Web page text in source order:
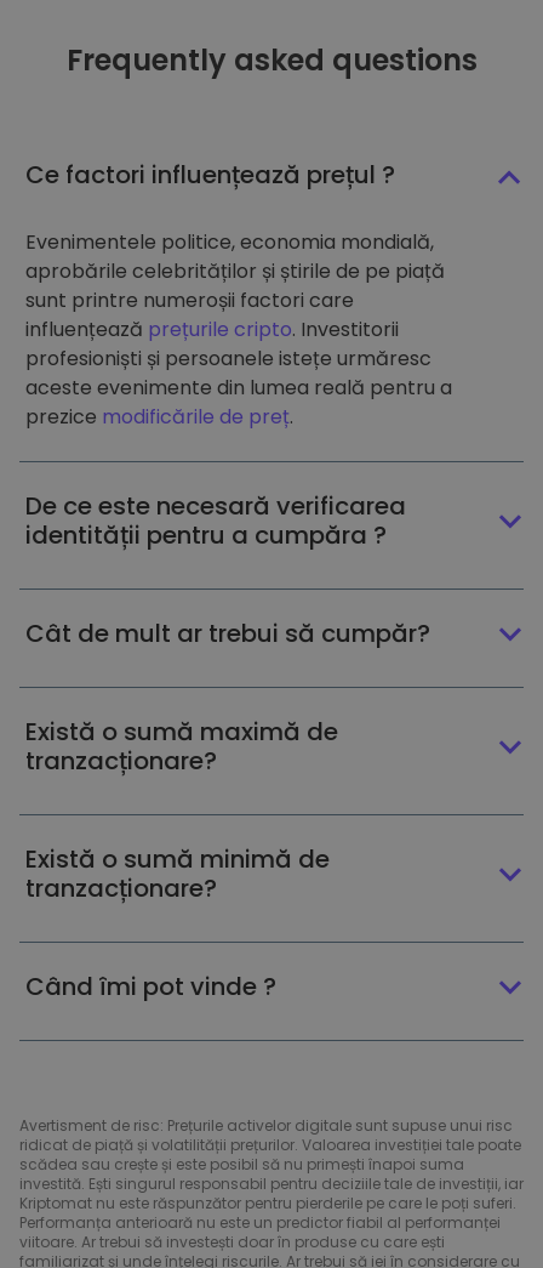
Frequently asked questions
Ce factori influențează prețul ?
Evenimentele politice, economia mondială,
aprobările celebrităților și știrile de pe piață
sunt printre numeroșii factori care
influențează prețurile cripto. Investitorii
profesioniști și persoanele istețe urmăresc
aceste evenimente din lumea reală pentru a
prezice modificările de preț.
De ce este necesară verificarea
identității pentru a cumpăra ?
Cât de mult ar trebui să cumpăr?
Există o sumă maximă de
tranzacționare?
Există o sumă minimă de
tranzacționare?
Când îmi pot vinde ?
Avertisment de risc: Prețurile activelor digitale sunt supuse unui risc
ridicat de piață și volatilității prețurilor. Valoarea investiției tale poate
scădea sau crește și este posibil să nu primești înapoi suma
investită. Ești singurul responsabil pentru deciziile tale de investiții, iar
Kriptomat nu este răspunzător pentru pierderile pe care le poți suferi.
Performanța anterioară nu este un predictor fiabil al performanței
viitoare. Ar trebui să investești doar în produse cu care ești
familiarizat și unde înțelegi riscurile. Ar trebui să iei în considerare cu